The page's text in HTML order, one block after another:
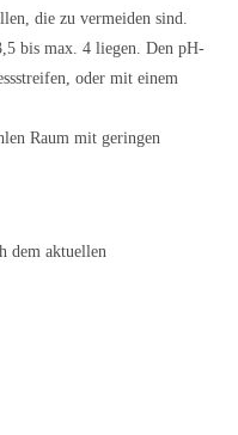
die zu vermeiden sind.
bis max. 4 liegen. Den pH-
oder mit einem
Raum mit geringen
dem aktuellen